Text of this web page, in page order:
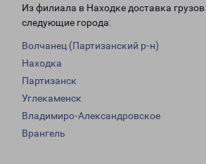
Из филиала в Находке доставка
следующие города:
Волчанец (Партизанский р-н)
Находка
Партизанск
Углекаменск
Владимиро-Александровское
Врангель